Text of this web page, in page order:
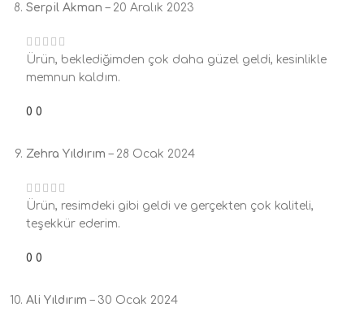
Serpil Akman– 20 Aralık 2023
Ürün, beklediğimden çok daha güzel geldi, kesinlikle
memnun kaldım.
0 0
Zehra Yıldırım– 28 Ocak 2024
Ürün, resimdeki gibi geldi ve gerçekten çok kaliteli,
teşekkür ederim.
0 0
Ali Yıldırım– 30 Ocak 2024